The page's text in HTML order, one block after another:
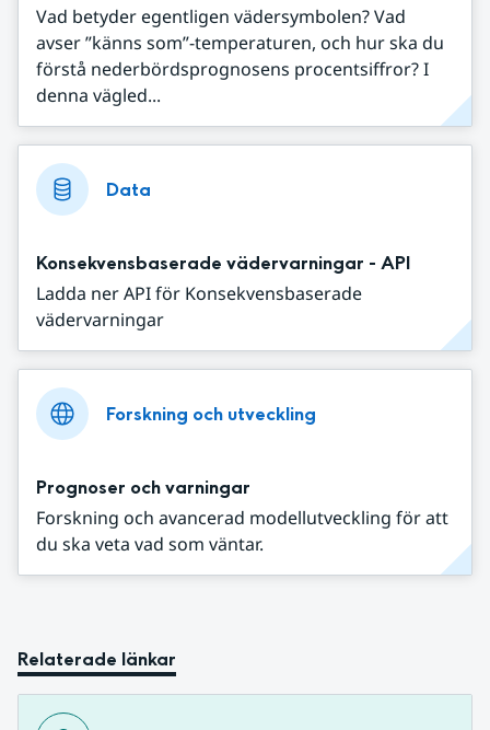
Vad betyder egentligen vädersymbolen? Vad
avser ”känns som”-temperaturen, och hur ska du
förstå nederbördsprognosens procentsiffror? I
denna vägled...
Data
Konsekvensbaserade vädervarningar - API
Ladda ner API för Konsekvensbaserade
vädervarningar
Forskning och utveckling
Prognoser och varningar
Forskning och avancerad modellutveckling för att
du ska veta vad som väntar.
Relaterade länkar